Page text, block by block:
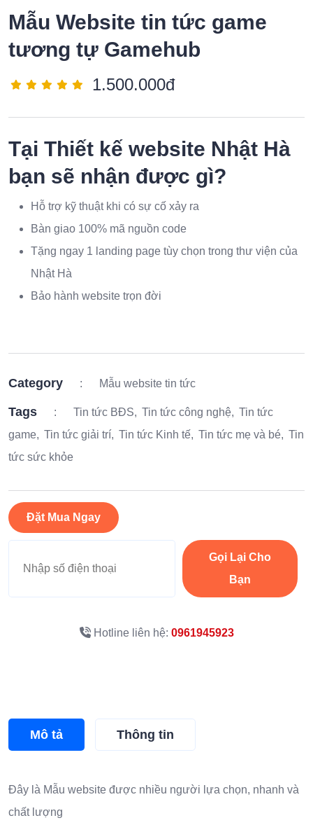
Mẫu Website tin tức game
tương tự Gamehub
1.500.000đ
Tại Thiết kế website Nhật Hà
bạn sẽ nhận được gì?
Hỗ trợ kỹ thuật khi có sự cố xảy ra
Bàn giao 100% mã nguồn code
Tặng ngay 1 landing page tùy chọn trong thư viện của
Nhật Hà
Bảo hành website trọn đời
Category : Mẫu website tin tức
Tags : Tin tức BĐS Tin tức công nghệ
Tin tức
game
Tin tức giải trí Tin tức Kinh tế Tin tức mẹ và bé
Tin
tức sức khỏe
Đặt Mua Ngay
Gọi Lại Cho
Bạn
Hotline liên hệ: 0961945923
Mô tả Thông tin
Đây là Mẫu website được nhiều người lựa chọn, nhanh và
chất lượng